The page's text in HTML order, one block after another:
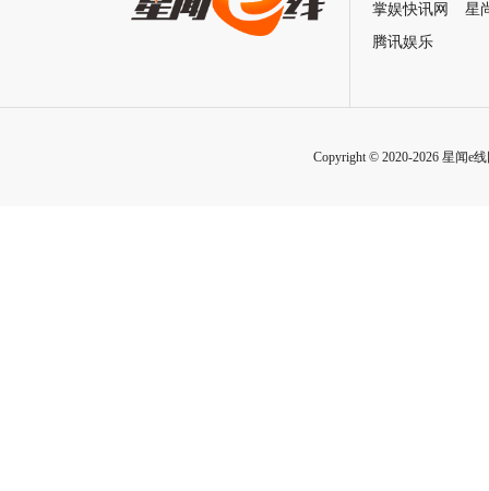
掌娱快讯网
星
腾讯娱乐
Copyright © 2020-2026 星闻e